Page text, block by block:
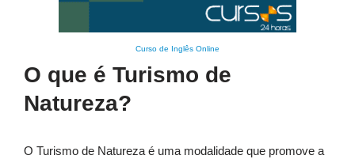
Curso de Inglês Online
O que é Turismo de
Natureza?
O Turismo de Natureza é uma modalidade que promove a